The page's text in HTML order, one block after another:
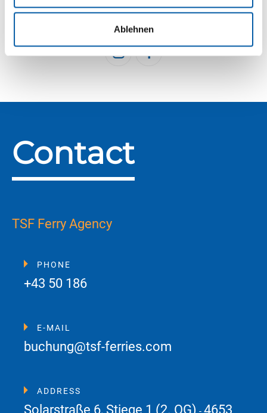
Ablehnen
NEWSLETTER
Contact
TSF Ferry Agency
PHONE
+43 50 186
E-MAIL
buchung@tsf-ferries.com
ADDRESS
Solarstraße 6, Stiege 1 (2. OG) 4653